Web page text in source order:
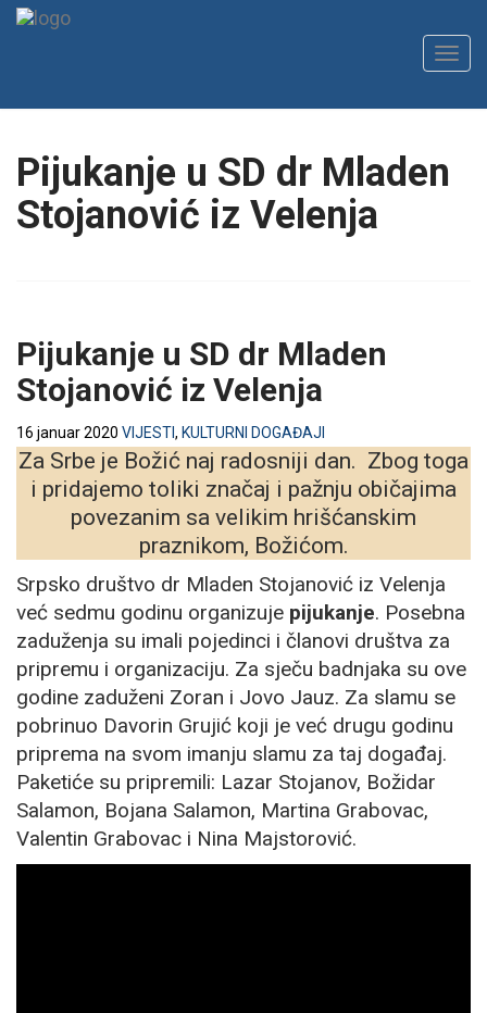
Pijukanje u SD dr Mladen
Stojanović iz Velenja
Pijukanje u SD dr Mladen
Stojanović iz Velenja
16 januar 2020 VIJESTI, KULTURNI DOGAĐAJI
Za Srbe je Božić naj radosniji dan. Zbog toga
i pridajemo toliki značaj i pažnju običajima
povezanim sa velikim hrišćanskim
praznikom, Božićom.
Srpsko društvo dr Mladen Stojanović iz Velenja
već sedmu godinu organizuje pijukanje. Posebna
zaduženja su imali pojedinci i članovi društva za
pripremu i organizaciju. Za sječu badnjaka su ove
godine zaduženi Zoran i Jovo Jauz. Za slamu se
pobrinuo Davorin Grujić koji je već drugu godinu
priprema na svom imanju slamu za taj događaj.
Paketiće su pripremili: Lazar Stojanov, Božidar
Salamon, Bojana Salamon, Martina Grabovac,
Valentin Grabovac i Nina Majstorović.